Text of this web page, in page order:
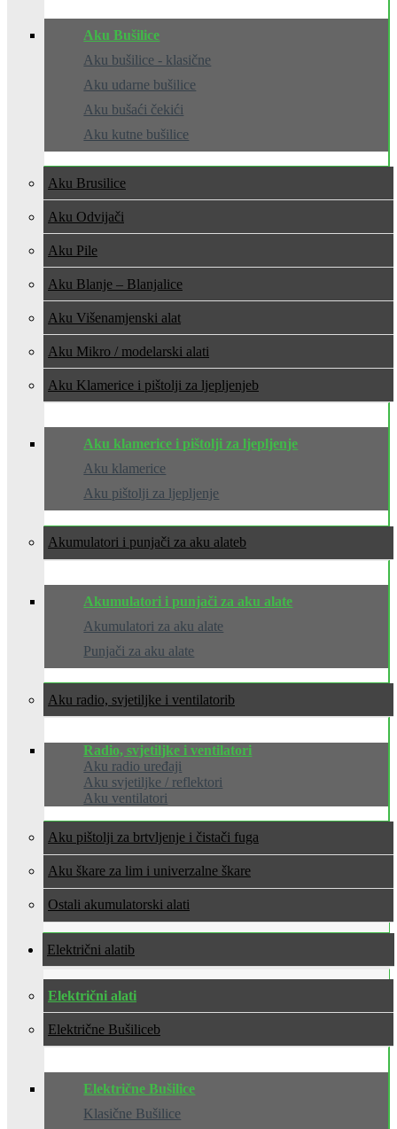
Aku Bušilice
Aku bušilice - klasične
Aku udarne bušilice
Aku bušaći čekići
Aku kutne bušilice
Aku Brusilice
Aku Odvijači
Aku Pile
Aku Blanje – Blanjalice
Aku Višenamjenski alat
Aku Mikro / modelarski alati
Aku Klamerice i pištolji za ljepljenje
Aku klamerice i pištolji za ljepljenje
Aku klamerice
Aku pištolji za ljepljenje
Akumulatori i punjači za aku alate
Akumulatori i punjači za aku alate
Akumulatori za aku alate
Punjači za aku alate
Aku radio, svjetiljke i ventilatori
Radio, svjetiljke i ventilatori
Aku radio uređaji
Aku svjetiljke / reflektori
Aku ventilatori
Aku pištolji za brtvljenje i čistači fuga
Aku škare za lim i univerzalne škare
Ostali akumulatorski alati
Električni alati
Električni alati
Električne Bušilice
Električne Bušilice
Klasične Bušilice